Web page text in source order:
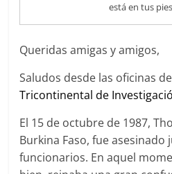
está en tus
Queridas amigas y amigos,
Saludos desde las oficinas
Tricontinental de
El 15 de octubre de 1987,
Burkina Faso, fue asesinado
funcionarios. En aquel